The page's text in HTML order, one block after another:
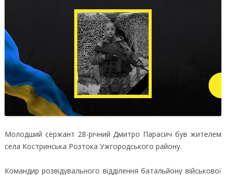
Молодший сержант 28-річний Дмитро Парасич був жителем
села Костринська Розтока Ужгородського району.
Командир розвідувального відділення батальйону військової